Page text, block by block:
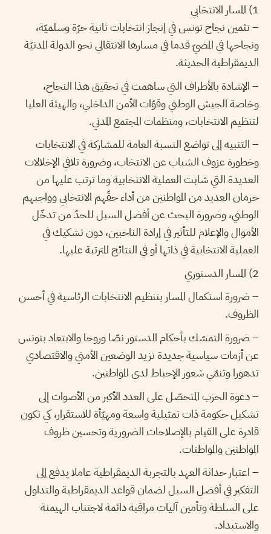
1) المسار الانتخابي
– تثمين نجاح تونس في إنجاز انتخابات ثانية حرّة وسلميّة،
ونجاحها في المضيّ قدما في مسارها الانتقالي نحو الدولة المدنيّة
الديمقراطية الحديثة.
– الإشادة بالأطراف التي ساهمت في تحقيق هذا النجاح،
وخاصة الجيش الوطني وقوّات الأمن الداخلي، والهيئة العليا
لتنظيم الانتخابات، ومنظمات المجتمع المدني.
– التنبيه إلى تواضع النسبة العامة للمشاركة في الانتخابات
وخطورة عزوف الشباب عن الانتخاب، وضرورة تلافي الإخلالات
العديدة التي شابت العملية الانتخابية وما ترتب عليها من
حرمان العديد من المواطنين من أداء حقّهم الانتخابي وواجبهم
الوطني، وضرورة البحث عن أفضل السبل للحدّ من تدخّل
الأموال والإعلام للتأثير في إرادة الناخبين، دون تشكيك في
العملية الانتخابية في ذاتها أو في النتائج المترتبة عليها.
2) المسار الدستوري
– ضرورة استكمال المسار بتنظيم الانتخابات الرئاسية في أحسن
الظروف.
– ضرورة التمسّك بأحكام الدستور نصّا وروحا والابتعاد بتونس
عن أزمات سياسية جديدة تزيد الوضعين الأمني والاقتصادي
تدهورا وتنمّي شعور الإحباط لدى المواطنين.
– دعوة الحزب المتحصّل على العدد الأكبر من الأصوات إلى
تشكيل حكومة ذات تمثيلية واسعة ومهيّأة للاستقرار، كي تكون
قادرة على القيام بالإصلاحات الضرورية وتحسين ظروف
المواطنين والمواطنات.
– اعتبار حداثة العهد بالتجربة الديمقراطية عاملا يدفع إلى
التفكير في أفضل السبل لضمان قواعد الديمقراطية والتداول
على السلطة وتأمين آليات مراقبة دائمة لاجتناب الهيمنة
والاستبداد.